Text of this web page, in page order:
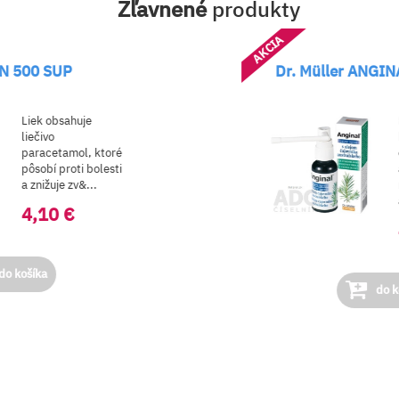
Zľavnenéprodukty
ktoré
bolesti
Dr. Müller ANGINAL Ústny
Prostriedok
hygieny. Olej
čajovníka
najsilnejšie
antisepti...
do košíka